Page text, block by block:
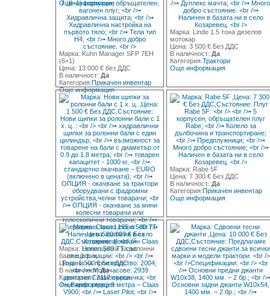
Още информация
Марка: Kuhn Manager SFP 7EH
(6+1)
Цена: 13 000 € без ДДС
В наличност: Да
Категория:Прикачен инвентар
Още информация
Марка: Linde 1.5 тона дизелов
мотокар
Цена: 3 500 € Без ДДС
В наличност:Да
Категория:Трактори
Още информация
Марка: Нови щипки за ролонни
бали с 1 х. ц.
Цена: 1 500 € Без ДДС
В наличност:Да
Категория:Сламопреси
Още информация
Марка: Rabe 5F
Цена: 7 300 € Без ДДС
В наличност:Да
Категория:Прикачен инвентар
Още информация